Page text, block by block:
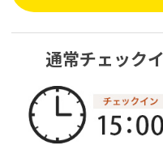
通常チェック